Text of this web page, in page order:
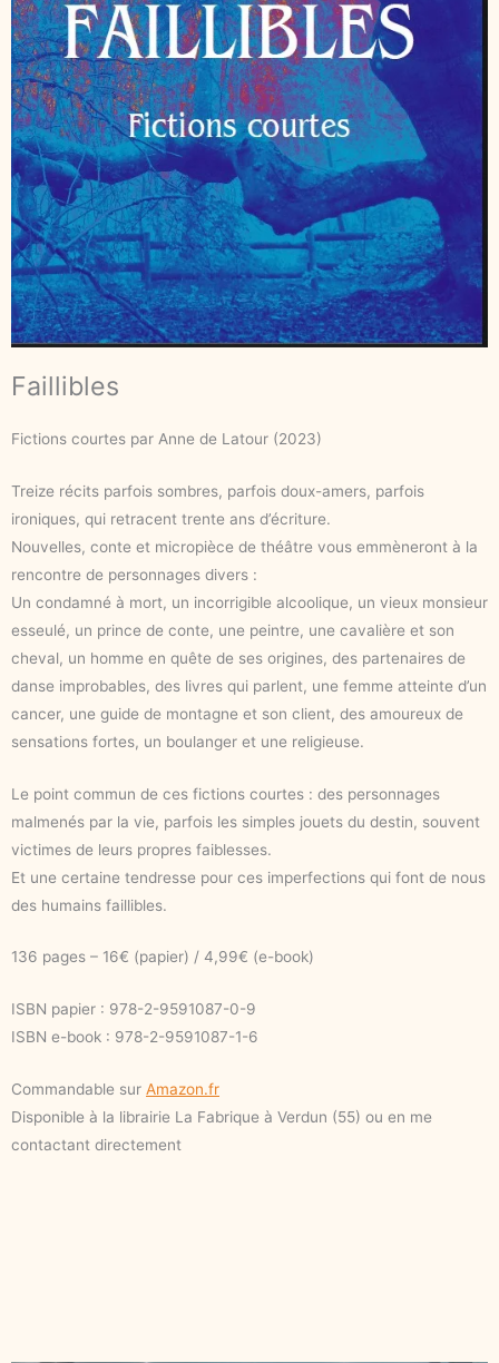
Faillibles
Fictions courtes par Anne de Latour (2023)
Treize récits parfois sombres, parfois doux-amers, parfois
ironiques, qui retracent trente ans d’écriture.
Nouvelles, conte et micropièce de théâtre vous emmèneront à la
rencontre de personnages divers :
Un condamné à mort, un incorrigible alcoolique, un vieux monsieur
esseulé, un prince de conte, une peintre, une cavalière et son
cheval, un homme en quête de ses origines, des partenaires de
danse improbables, des livres qui parlent, une femme atteinte d’un
cancer, une guide de montagne et son client, des amoureux de
sensations fortes, un boulanger et une religieuse.
Le point commun de ces fictions courtes : des personnages
malmenés par la vie, parfois les simples jouets du destin, souvent
victimes de leurs propres faiblesses.
Et une certaine tendresse pour ces imperfections qui font de nous
des humains faillibles.
136 pages – 16€ (papier) / 4,99€ (e-book)
ISBN papier : 978-2-9591087-0-9
ISBN e-book : 978-2-9591087-1-6
Commandable sur Amazon.fr
Disponible à la librairie La Fabrique à Verdun (55) ou en me
contactant directement